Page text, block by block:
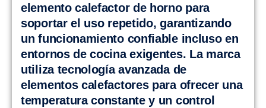
elemento calefactor de horno para
soportar el uso repetido, garantizando
un funcionamiento confiable incluso en
entornos de cocina exigentes. La marca
utiliza tecnología avanzada de
elementos calefactores para ofrecer una
temperatura constante y un control